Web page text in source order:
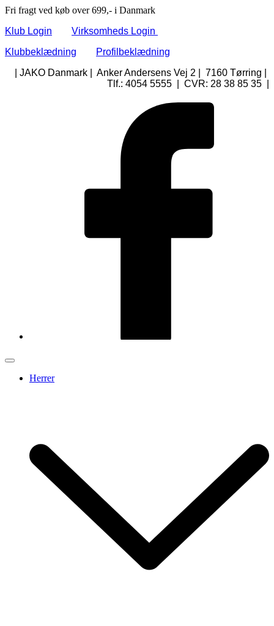
Fri fragt ved køb over 699,- i Danmark
Klub Login
Virksomheds Login
Klubbeklædning
Profilbeklædning
| JAKO Danmark | Anker Andersens Vej 2 | 7160 Tørring |
Tlf.: 4054 5555 | CVR: 28 38 85 35 |
Herrer